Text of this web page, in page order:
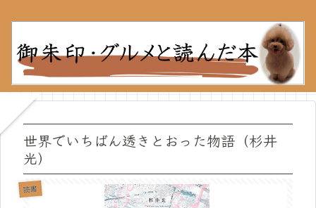
世界でいちばん透きとおった物語（杉井
光）
読書